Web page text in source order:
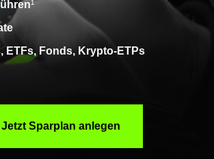
¹
ETFs, Fonds, Krypto-ETPs
Jetzt Sparplan anlegen